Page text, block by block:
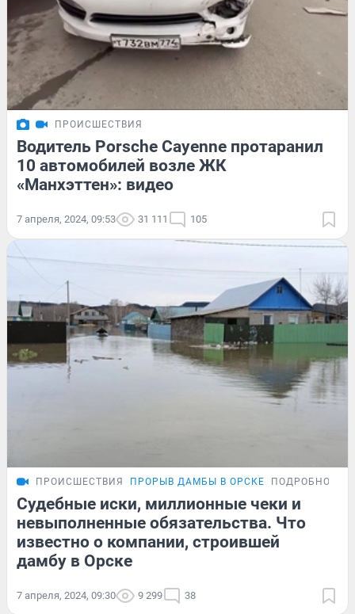
ПРОИСШЕСТВИЯ
Водитель Porsche Cayenne протаранил
10 автомобилей возле ЖК
«Манхэттен»: видео
7 апреля, 2024, 09:53 31 111 105
ПРОИСШЕСТВИЯ ПРОРЫВ ДАМБЫ В ОРСКЕ ПОДРОБНОСТИ
Судебные иски, миллионные чеки и
невыполненные обязательства. Что
известно о компании, строившей
дамбу в Орске
7 апреля, 2024, 09:30 9 299 38